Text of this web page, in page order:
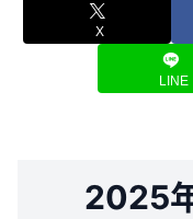
X
LINE
2025